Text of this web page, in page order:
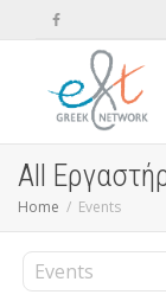
All
Home Events
Select search type